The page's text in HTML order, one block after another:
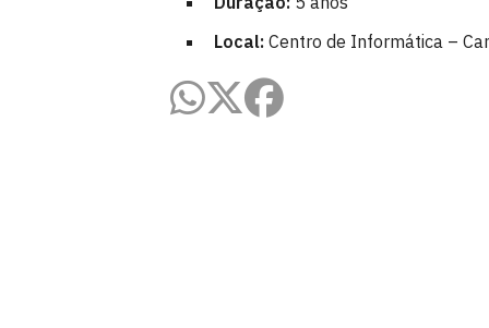
Local:Centro de Informática –